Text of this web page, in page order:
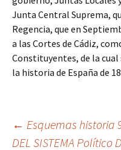
Junta Central Suprema,
Regencia, que en
a las Cortes de Cádiz,
Constituyentes, de la
la historia de España de
← Esquemas historia
DEL SISTEMA Político